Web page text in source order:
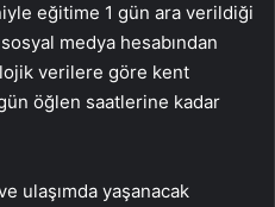
eğitime 1 gün ara verildiği
medya hesabından
verilere göre kent
öğlen saatlerine kadar
ulaşımda yaşanacak